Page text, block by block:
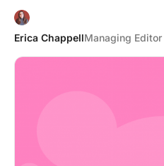
Erica ChappellManaging Editor